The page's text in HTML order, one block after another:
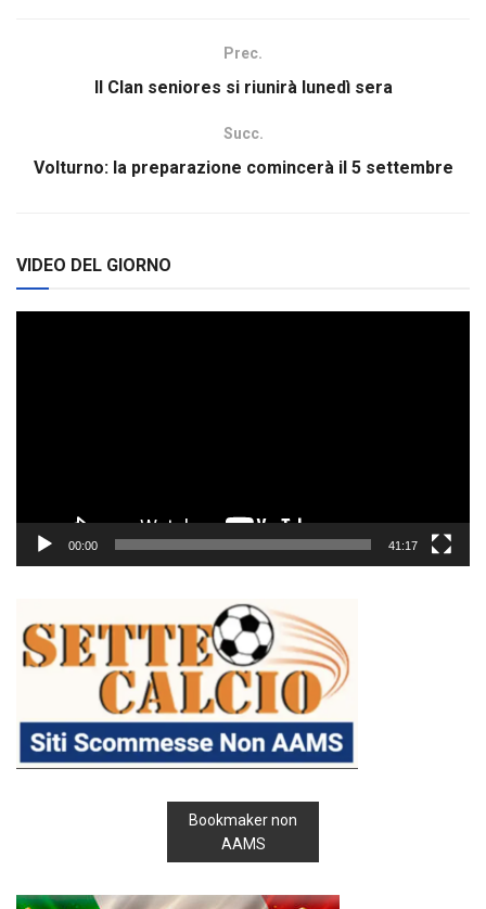
Prec.
Il Clan seniores si riunirà lunedì sera
Succ.
Volturno: la preparazione comincerà il 5 settembre
VIDEO DEL GIORNO
00:00 41:17
Bookmaker non
AAMS